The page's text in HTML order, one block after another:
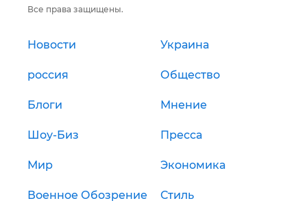
Все права защищены.
Новости Украина
россия Общество
Блоги Мнение
Шоу-Биз Пресса
Мир Экономика
Военное Обозрение Стиль